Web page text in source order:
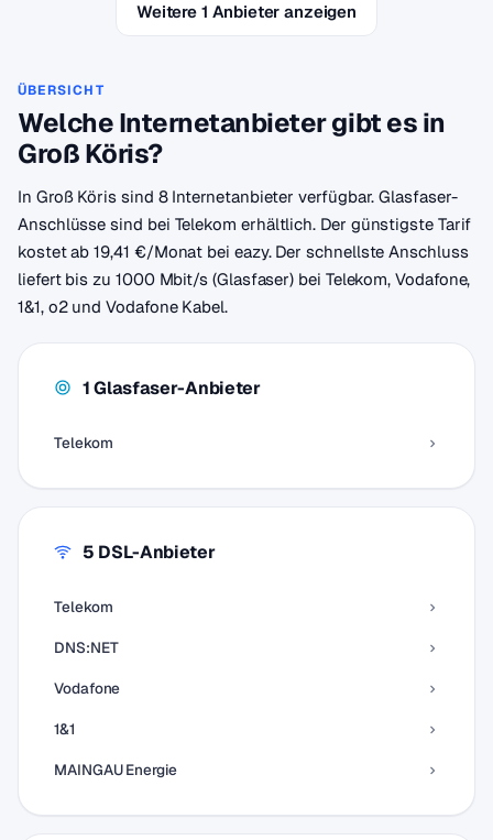
Weitere 1 Anbieter anzeigen
ÜBERSICHT
Welche Internetanbieter gibt es in
Groß Köris?
In Groß Köris sind 8 Internetanbieter verfügbar. Glasfaser-
Anschlüsse sind bei Telekom erhältlich. Der günstigste Tarif
kostet ab 19,41 €/Monat bei eazy. Der schnellste Anschluss
liefert bis zu 1000 Mbit/s (Glasfaser) bei Telekom, Vodafone,
1&1, o2 und Vodafone Kabel.
1 Glasfaser-Anbieter
Telekom
5 DSL-Anbieter
Telekom
DNS:NET
Vodafone
1&1
MAINGAU Energie